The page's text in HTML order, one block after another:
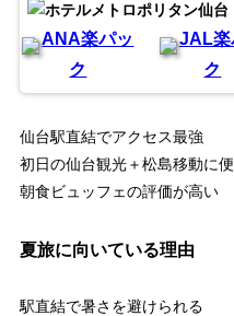
ANA楽パッ
ク
JAL楽
ク
仙台駅直結でアクセス最強
初日の仙台観光＋松島移動に便
朝食ビュッフェの評価が高い
夏旅に向いている理由
駅直結で暑さを避けられる